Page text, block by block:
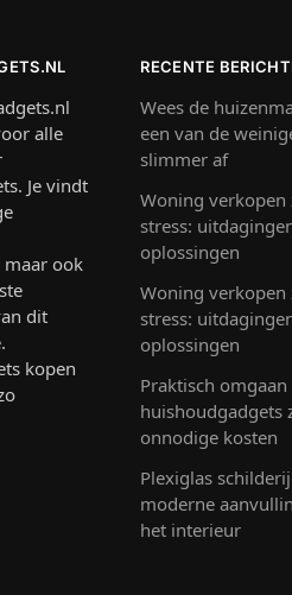
alle
Je vindt
maar ook
dit
kopen
RECENTE
Wees de
een van de
slimmer af
Woning verkopen
stress:
oplossingen
Woning verkopen
stress:
oplossingen
Praktisch
huishoudgadgets
onnodige kosten
Plexiglas
moderne
het interieur